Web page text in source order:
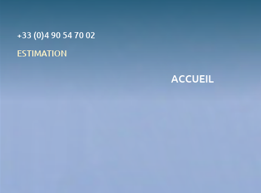
+33 (0)4 90 54 70 02
ESTIMATION
ACCUEIL